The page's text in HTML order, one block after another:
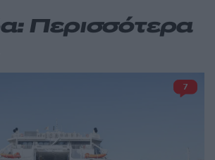
Περισσότερα
7